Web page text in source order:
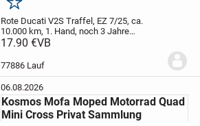
Merken
Rote Ducati V2S Traffel, EZ 7/25, ca.
10.000 km, 1. Hand, noch 3 Jahre
Werksgarantie, Um und Unfallfrei, steht in
17.90 €VB
77886 Lauf
06.08.2026
Kosmos Mofa Moped Motorrad Quad
Mini Cross Privat Sammlung